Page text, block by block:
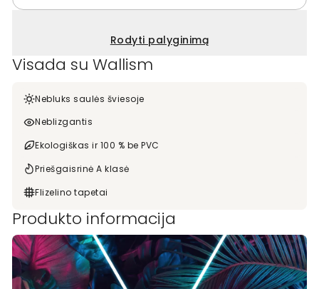
Rodyti palyginimą
Visada su Wallism
Nebluks saulės šviesoje
Neblizgantis
Ekologiškas ir 100 % be PVC
Priešgaisrinė A klasė
Flizelino tapetai
Produkto informacija